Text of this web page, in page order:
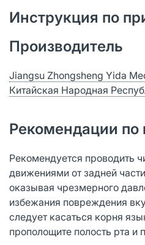
Инструкция по
Производитель
Jiangsu Zhongsheng Yida
Китайская Народная
Рекомендации
Рекомендуется проводить
движениями от задней
оказывая чрезмерного
избежания повреждения
следует касаться корня
прополощите полость рта и